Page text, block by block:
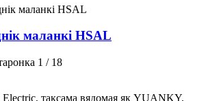
маланкі HSAL
1 / 18
таксама вядомая як YUANKY,